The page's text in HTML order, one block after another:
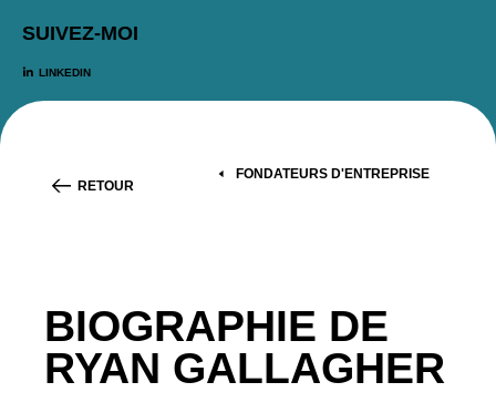
SUIVEZ-MOI
LINKEDIN
RETOUR
FONDATEURS D'ENTREPRISE
BIOGRAPHIE DE
RYAN GALLAGHER